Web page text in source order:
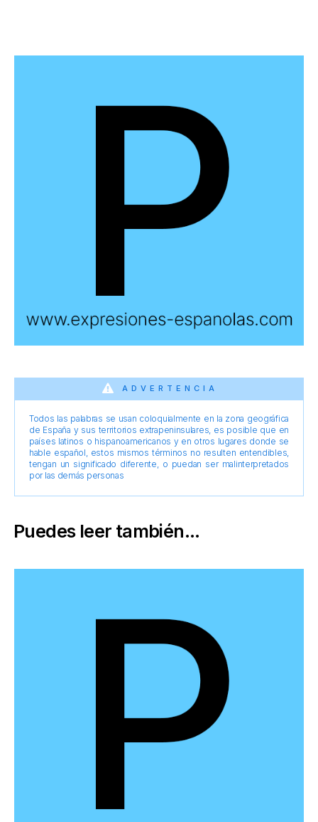
ADVERTENCIA
Todos las palabras se usan coloquialmente en la zona geográfica
de España y sus territorios extrapeninsulares, es posible que en
países latinos o hispanoamericanos y en otros lugares donde se
hable español, estos mismos términos no resulten entendibles,
tengan un significado diferente, o puedan ser malinterpretados
por las demás personas
Puedes leer también...